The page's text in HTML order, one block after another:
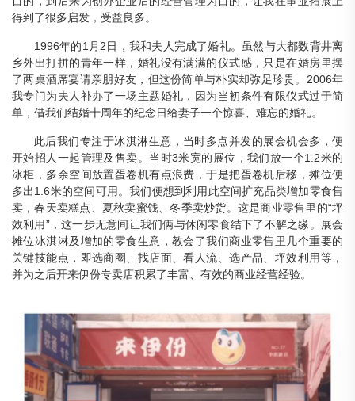
得到了很多启发，受益良多。
1996年的1月2日，我和夫人完成了婚礼。虽然与大都数背井离
乡外出打拼的青年一样，婚礼没有满满的仪式感，只是在婚房里摆
了两桌酒席宴请亲朋好友，但这份简单与朴实却弥足珍贵。2006年
我专门为夫人补办了一场主题婚礼，因为当初条件有限仪式过于简
单，借我们结婚十周年的纪念日给妻子一个惊喜、难忘的婚礼。
此后我们专注于冰淇淋生意，当时多点并发的展会机会多，便
开始招人一起管理及售卖。当时3米宽的展位，我们放一个1.2米的
冰柜，多余空间放置蛋卷机有点浪费，于是把蛋卷机后移，摊位便
多出1.6米的空间可用。我们便想到利用此空间扩充品类增加零食售
卖，春天卖糕点、夏秋卖蜜饯、冬季卖炒货。这是商业零售里的“坪
效利用”，这一步无意间让我们俩与休闲零食结下了不解之缘。展会
摊位冰淇淋及增加的零食生意，教会了我们商业零售里几个重要的
关键技能点，即选商圈、找店面、看人流、选产品、坪效利用等，
并为之后开来伊份专卖店积累了丰富、有效的商业经营经验。